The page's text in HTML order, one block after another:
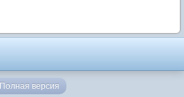
Полная версия